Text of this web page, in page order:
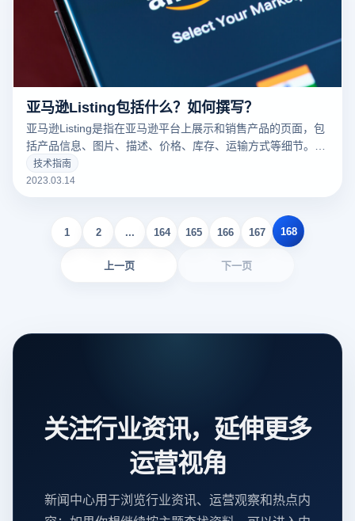
亚马逊Listing包括什么？如何撰写？
亚马逊Listing是指在亚马逊平台上展示和销售产品的页面，包
括产品信息、图片、描述、价格、库存、运输方式等细节。一
个好的亚马逊Listing可以吸引更多的潜在买家，增加销量。以
下云登录指纹浏览器关于亚马逊Listing包括什么？如何撰写？
技术指南
2023.03.14
上一页
1 2 ... 164 165 166 167 168
下一页
关注行业资讯，延伸更多
运营视角
新闻中心用于浏览行业资讯、运营观察和热点内